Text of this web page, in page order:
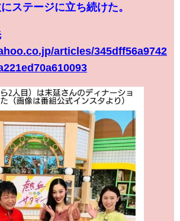
ステージに立ち続けた。
articles/345dff56a9742